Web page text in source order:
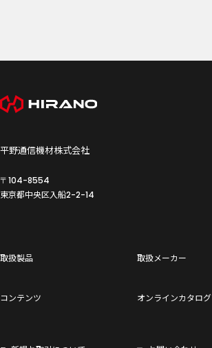
平野通信機材株式会社
〒104-8554
東京都中央区入船2-2-14
取扱製品 取扱メーカー
コンテンツ オンラインカタログ